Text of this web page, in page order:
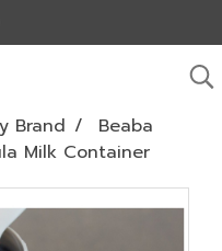
Brand
Beaba
Milk Container